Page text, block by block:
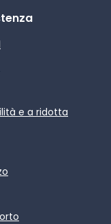
e a ridotta